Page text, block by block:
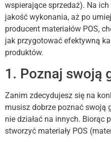
wspierające sprzedaż). Na
jakość wykonania, aż po
producent materiałów POS,
jak przygotować efektywną
produktów.
1. Poznaj swoją
Zanim zdecydujesz się na
musisz dobrze poznać swoją
nie działać na innych. Biorąc
stworzyć materiały POS